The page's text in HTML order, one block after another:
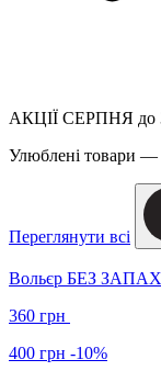
АКЦІЇ СЕРПНЯ до
Улюблені товари —
Переглянути всі
Вольєр БЕЗ
360 грн
400 грн -10%